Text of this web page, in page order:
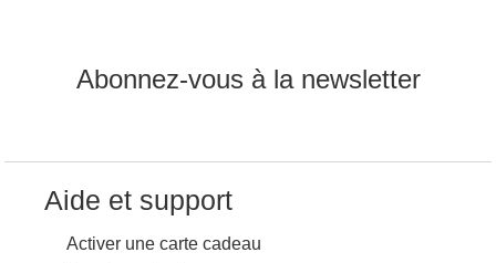
Abonnez-vous à la newsletter
Aide et support
Activer une carte cadeau